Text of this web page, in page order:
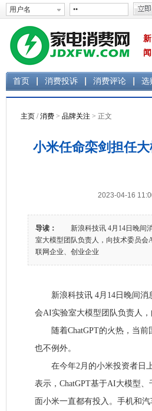
新
闻
首页 消费投诉 消费评论 选
主页 /消费 > 品牌关注 > 正文
小米任命栾剑担任
2023-04-16
导读：
新浪科技讯 4月14日晚间消
室大模型团队负责人，向技术委员
联网企业、创业企业
新浪科技讯 4月14日晚间消
会AI实验室大模型团队负责人
随着ChatGPT的火热，当前
也不例外。
在今年2月的小米投资者日上
表示，ChatGPT基于AI大模型
面小米一直都有投入。手机和